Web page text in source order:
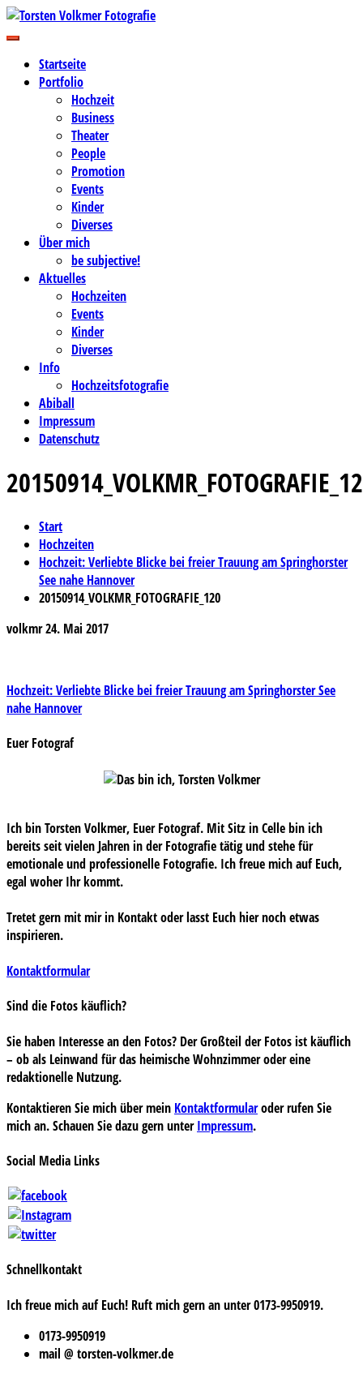
Zum
Inhalt
Torsten Volkmer Fotografie
Business-, Portrait- und Hochzeitsfotografie
Startseite
Portfolio
Hochzeit
Business
Theater
People
Promotion
Events
Kinder
Diverses
Über mich
be subjective!
Aktuelles
Hochzeiten
Events
Kinder
Diverses
Info
Hochzeitsfotografie
Abiball
Impressum
Datenschutz
Start
Hochzeiten
Hochzeit: Verliebte Blicke bei freier Trauung am Springhorster
See nahe Hannover
20150914_VOLKMR_FOTOGRAFIE_120
volkmr24. Mai 2017
Beitragsnavigation
Hochzeit: Verliebte Blicke bei freier Trauung am Springhorster See
nahe Hannover
Euer Fotograf
Ich bin Torsten Volkmer, Euer Fotograf. Mit Sitz in Celle bin ich
bereits seit vielen Jahren in der Fotografie tätig und stehe für
emotionale und professionelle Fotografie. Ich freue mich auf Euch,
egal woher Ihr kommt.
Tretet gern mit mir in Kontakt oder lasst Euch hier noch etwas
inspirieren.
Kontaktformular
Sind die Fotos käuflich?
Sie haben Interesse an den Fotos? Der Großteil der Fotos ist käuflich
– ob als Leinwand für das heimische Wohnzimmer oder eine
redaktionelle Nutzung.
Kontaktieren Sie mich über mein Kontaktformularoder rufen Sie
mich an. Schauen Sie dazu gern unterImpressum.
Social Media Links
Schnellkontakt
Ich freue mich auf Euch! Ruft mich gern an unter 0173-9950919.
0173-9950919
mail @ torsten-volkmer.de